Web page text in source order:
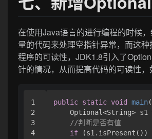
在使用Java语言的进行编程的时候
量的代码来处理空指针异常，而这
程序的可读性，JDK1.8引入了
针的情况，从而提高代码的可读性，
1
2
3
4
public static void main(
Optional<String> s1
//判断是否有值
if (s1.isPresent())